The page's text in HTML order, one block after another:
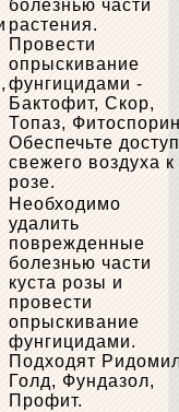
болезнью части
растения.
Провести
опрыскивание
фунгицидами -
Бактофит, Скор,
Топаз,
Обеспечьте доступ
свежего воздуха к
розе.
Необходимо
удалить
поврежденные
болезнью части
куста розы и
провести
опрыскивание
фунгицидами.
Подходят
Голд, Фундазол,
Профит.